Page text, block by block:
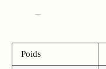
Poids